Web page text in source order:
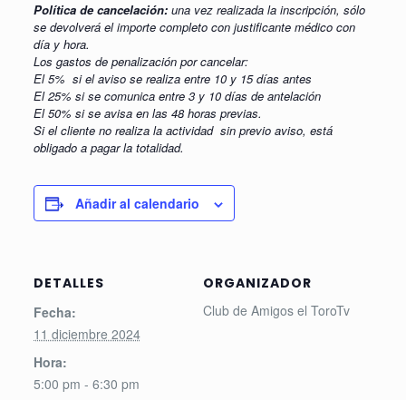
Política de cancelación:una vez realizada la inscripción, sólo
se devolverá el importe completo con justificante médico con
día y hora.
Los gastos de penalización por cancelar:
El 5% si el aviso se realiza entre 10 y 15 días antes
El 25% si se comunica entre 3 y 10 días de antelación
El 50% si se avisa en las 48 horas previas.
Si el cliente no realiza la actividad sin previo aviso, está
obligado a pagar la totalidad.
Añadir al calendario
DETALLES
Fecha:
11 diciembre 2024
Hora:
5:00 pm - 6:30 pm
ORGANIZADOR
Club de Amigos el ToroTv